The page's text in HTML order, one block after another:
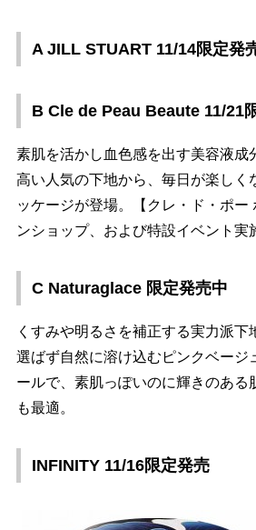
A JILL STUART 11/14限定発
B Cle de Peau Beaute 11/21
素肌を活かし血色感を出す美容液成
高い人気の下地から、毎日が楽しく
ッケージが登場。【クレ・ド・ポー
ンショップ、および特設イベント実
C Naturaglace 限定発売中
くすみや明るさを補正する実力派下
選ばず自然に溶け込むピンクベージ
ールで、素肌っぽいのに輝きのある
も最適。
INFINITY 11/16限定発売